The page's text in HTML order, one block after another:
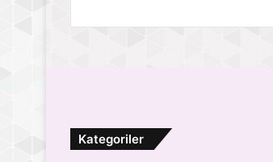
Kategoriler